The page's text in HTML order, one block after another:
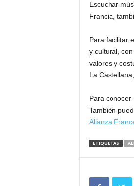
Escuchar
Francia,
Para facilitar
y cultural,
valores y
La
Para conocer
También
Alianza
ETIQUETAS